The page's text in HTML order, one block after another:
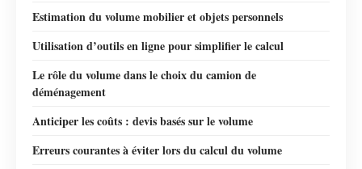
Estimation du volume mobilier et objets personnels
Utilisation d’outils en ligne pour simplifier le calcul
Le rôle du volume dans le choix du camion de
déménagement
Anticiper les coûts : devis basés sur le volume
Erreurs courantes à éviter lors du calcul du volume